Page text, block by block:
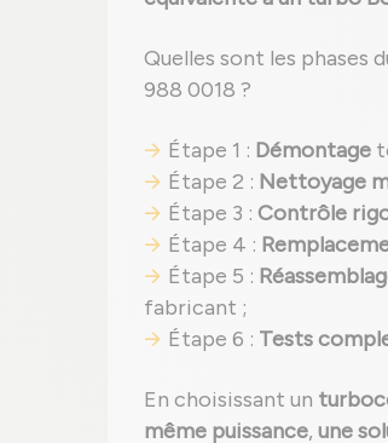
Quelles sont les
988 0018 ?
Étape 1 : Démontage
Étape 2 : Nettoyage
Étape 3 : Contrôle
Étape 4 :
Étape 5 :
fabricant ;
Étape 6 : Tests
En choisissant un
même puissance, une